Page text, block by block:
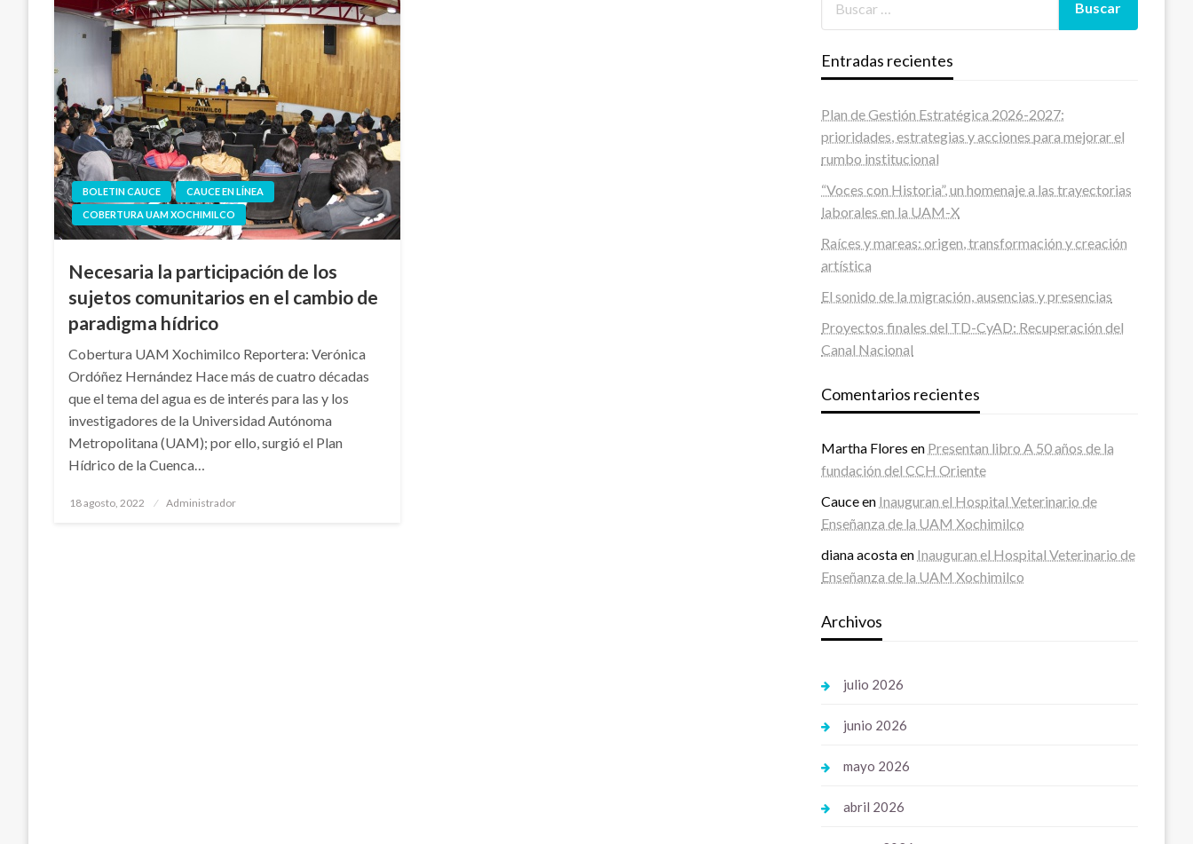
BOLETIN CAUCE
CAUCE EN LÍNEA
COBERTURA UAM XOCHIMILCO
Necesaria la participación de los
sujetos comunitarios en el cambio de
paradigma hídrico
Cobertura UAM Xochimilco Reportera: Verónica
Ordóñez Hernández Hace más de cuatro décadas
que el tema del agua es de interés para las y los
investigadores de la Universidad Autónoma
Metropolitana (UAM); por ello, surgió el Plan
Hídrico de la Cuenca…
Publicado
18 agosto, 2022 Administrador
Entradas recientes
Plan de Gestión Estratégica 2026-2027:
prioridades, estrategias y acciones para mejorar el
rumbo institucional
“Voces con Historia”, un homenaje a las trayectorias
laborales en la UAM-X
Raíces y mareas: origen, transformación y creación
artística
El sonido de la migración, ausencias y presencias
Proyectos finales del TD-CyAD: Recuperación del
Canal Nacional
Comentarios recientes
Martha Flores en Presentan libro A 50 años de la
fundación del CCH Oriente
Cauceen Inauguran el Hospital Veterinario de
Enseñanza de la UAM Xochimilco
diana acostaen Inauguran el Hospital Veterinario de
Enseñanza de la UAM Xochimilco
Archivos
julio 2026
junio 2026
mayo 2026
abril 2026